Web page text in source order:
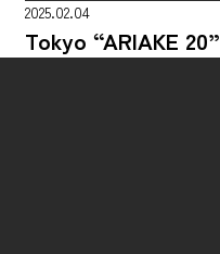
2025.02.04
Tokyo “ARIAKE 20”